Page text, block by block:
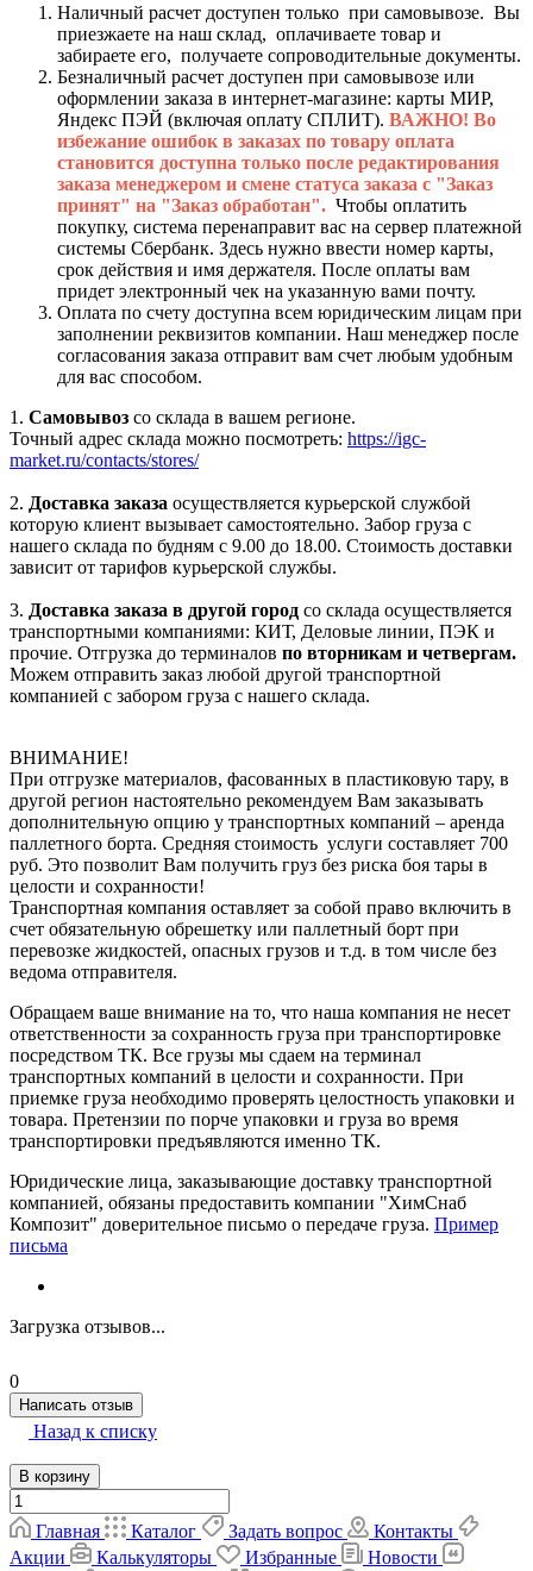
Наличный расчет доступен только при самовывозе. Вы
приезжаете на наш склад, оплачиваете товар и
забираете его, получаете сопроводительные документы.
Безналичный расчет доступен при самовывозе или
оформлении заказа в интернет-магазине: карты МИР,
Яндекс ПЭЙ (включая оплату СПЛИТ). ВАЖНО! Во
избежание ошибок в заказах по товару оплата
становится доступна только после редактирования
заказа менеджером и смене статуса заказа с "Заказ
принят" на "Заказ обработан". Чтобы оплатить
покупку, система перенаправит вас на сервер платежной
системы Сбербанк. Здесь нужно ввести номер карты,
срок действия и имя держателя. После оплаты вам
придет электронный чек на указанную вами почту.
Оплата по счету доступна всем юридическим лицам при
заполнении реквизитов компании. Наш менеджер после
согласования заказа отправит вам счет любым удобным
для вас способом.
1. Самовывоз со склада в вашем регионе.
Точный адрес склада можно посмотреть: https://igc-
market.ru/contacts/stores/
2. Доставка заказа осуществляется курьерской службой
которую клиент вызывает самостоятельно. Забор груза с
нашего склада по будням с 9.00 до 18.00. Стоимость доставки
зависит от тарифов курьерской службы.
3. Доставка заказа в другой город со склада осуществляется
транспортными компаниями: КИТ, Деловые линии, ПЭК и
прочие. Отгрузка до терминалов по вторникам и четвергам.
Можем отправить заказ любой другой транспортной
компанией с забором груза с нашего склада.
ВНИМАНИЕ!
При отгрузке материалов, фасованных в пластиковую тару, в
другой регион настоятельно рекомендуем Вам заказывать
дополнительную опцию у транспортных компаний – аренда
паллетного борта. Средняя стоимость услуги составляет 700
руб. Это позволит Вам получить груз без риска боя тары в
целости и сохранности!
Транспортная компания оставляет за собой право включить в
счет обязательную обрешетку или паллетный борт при
перевозке жидкостей, опасных грузов и т.д. в том числе без
ведома отправителя.
Обращаем ваше внимание на то, что наша компания не несет
ответственности за сохранность груза при транспортировке
посредством ТК. Все грузы мы сдаем на терминал
транспортных компаний в целости и сохранности. При
приемке груза необходимо проверять целостность упаковки и
товара. Претензии по порче упаковки и груза во время
транспортировки предъявляются именно ТК.
Юридические лица, заказывающие доставку транспортной
компанией, обязаны предоставить компании "ХимСнаб
Композит" доверительное письмо о передаче груза. Пример
письма
Загрузка отзывов...
0
Написать отзыв
Назад к списку
В корзину
Главная Каталог Задать вопрос
Контакты
Акции
Калькуляторы Избранные
Новости